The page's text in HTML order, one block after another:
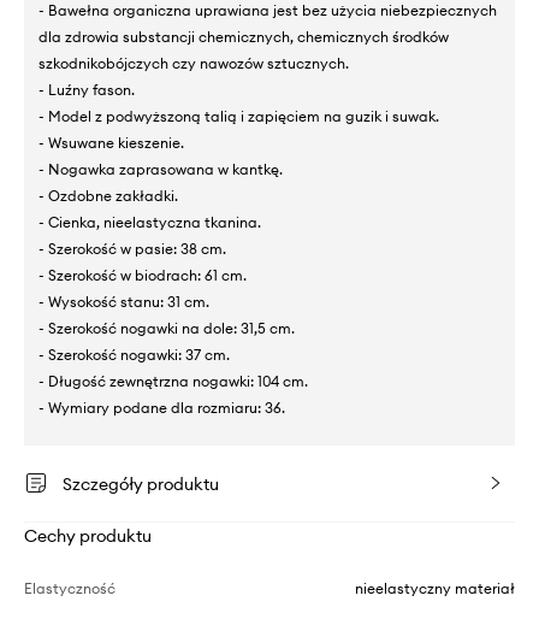
- Bawełna organiczna uprawiana jest bez użycia niebezpiecznych
dla zdrowia substancji chemicznych, chemicznych środków
szkodnikobójczych czy nawozów sztucznych.
- Luźny fason.
- Model z podwyższoną talią i zapięciem na guzik i suwak.
- Wsuwane kieszenie.
- Nogawka zaprasowana w kantkę.
- Ozdobne zakładki.
- Cienka, nieelastyczna tkanina.
- Szerokość w pasie: 38 cm.
- Szerokość w biodrach: 61 cm.
- Wysokość stanu: 31 cm.
- Szerokość nogawki na dole: 31,5 cm.
- Szerokość nogawki: 37 cm.
- Długość zewnętrzna nogawki: 104 cm.
- Wymiary podane dla rozmiaru: 36.
Szczegóły produktu
Cechy produktu
Elastyczność nieelastyczny materiał